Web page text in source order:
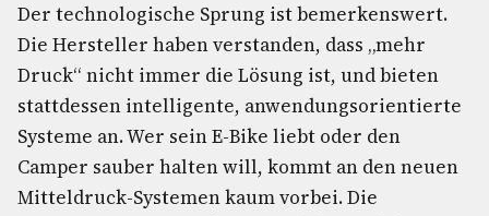
Der technologische Sprung ist bemerkenswert.
Die Hersteller haben verstanden, dass „mehr
Druck“ nicht immer die Lösung ist, und bieten
stattdessen intelligente, anwendungsorientierte
Systeme an. Wer sein E-Bike liebt oder den
Camper sauber halten will, kommt an den neuen
Mitteldruck-Systemen kaum vorbei. Die